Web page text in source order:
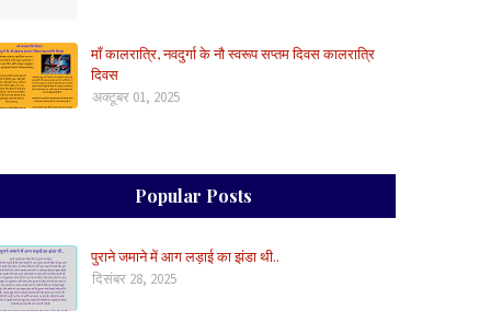
माँ कालरात्रि, नवदुर्गा के नौ स्वरूप सप्तम दिवस कालरात्रि
दिवस
अक्टूबर 01, 2025
Popular Posts
पुराने जमाने में आग लड़ाई का झंडा थी..
दिसंबर 28, 2025